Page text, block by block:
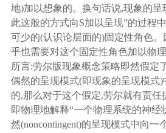
地)加以想象的。换句话说,现象的呈
此这般的方式向S加以呈现”的过程
可少的(认识论层面的)固定性角色
乎也需要对这个固定性角色加以物
所言:劳尔版现象概念策略即然假定
偶然的呈现模式(即现象的呈现模式
的,那么对于这个假定,劳尔就有责任
即物理地解释“一个物理系统的神经
然(noncontingent)的呈现模式中向一